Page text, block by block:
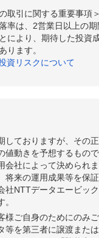
取引に関する重要事項
率は、2営業日以上の
により、期待した投
ります。
資リスクについて
しておりますが、その
値動きを予想するもの
会社によって決められ
将来の運用成果等を保
社NTTデータエービッ
様ご自身のためにのみ
等を第三者に譲渡また